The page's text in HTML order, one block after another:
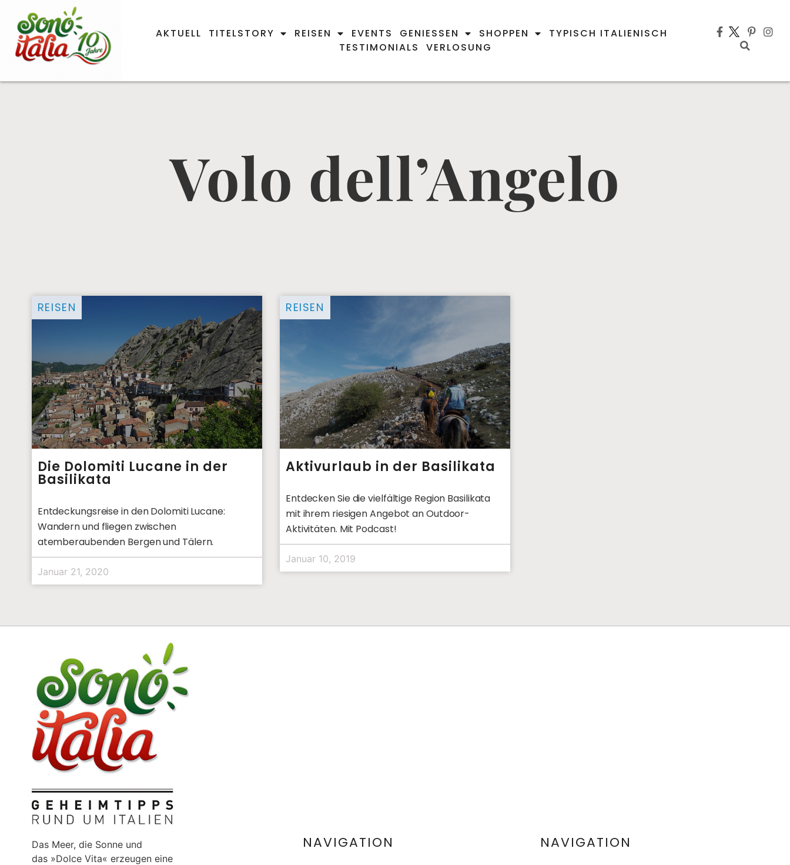
AKTUELL TITELSTORY REISEN EVENTS GENIESSEN SHOPPEN
TYPISCH ITALIENISCH
TESTIMONIALS
VERLOSUNG
Volo dell’Angelo
REISEN
Die Dolomiti Lucane in der
Basilikata
Entdeckungsreise in den Dolomiti Lucane:
Wandern und fliegen zwischen
atemberaubenden Bergen und Tälern.
Januar 21, 2020
REISEN
Aktivurlaub in der Basilikata
Entdecken Sie die vielfältige Region Basilikata
mit ihrem riesigen Angebot an Outdoor-
Aktivitäten. Mit Podcast!
Januar 10, 2019
Das Meer, die Sonne und
das »Dolce Vita« erzeugen eine
NAVIGATION NAVIGATION